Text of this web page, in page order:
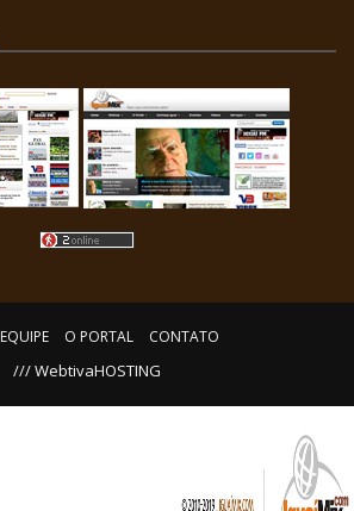
EQUIPE O PORTAL CONTATO
/// WebtivaHOSTING